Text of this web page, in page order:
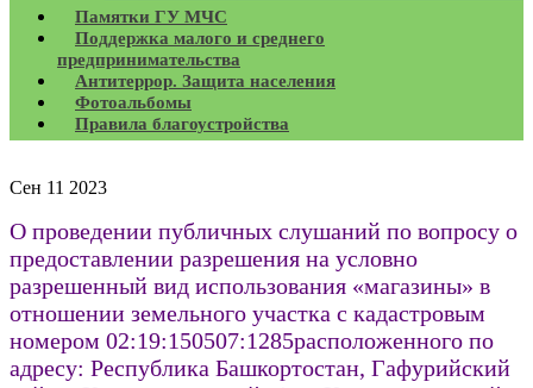
Памятки ГУ МЧС
Поддержка малого и среднего
предпринимательства
Антитеррор. Защита населения
Фотоальбомы
Правила благоустройства
Сен 11 2023
О проведении публичных слушаний по вопросу о
предоставлении разрешения на условно
разрешенный вид использования «магазины» в
отношении земельного участка с кадастровым
номером 02:19:150507:1285расположенного по
адресу: Республика Башкортостан, Гафурийский